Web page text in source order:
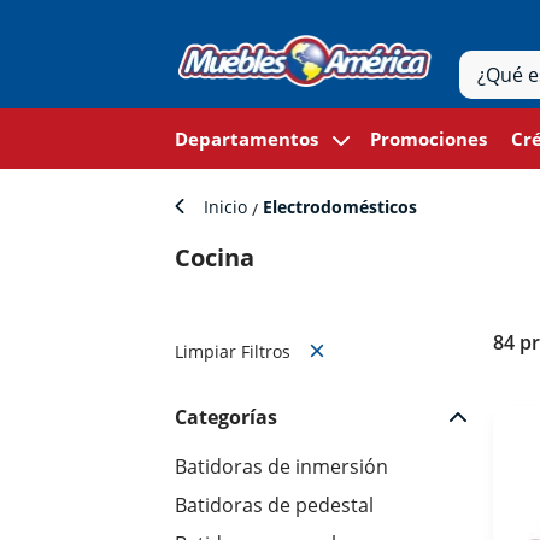
Departamentos Promociones
Inicio Electrodomésticos
Cocina
Limpiar Filtros
Categorías
Batidoras de inmersión
Batidoras de pedestal
84